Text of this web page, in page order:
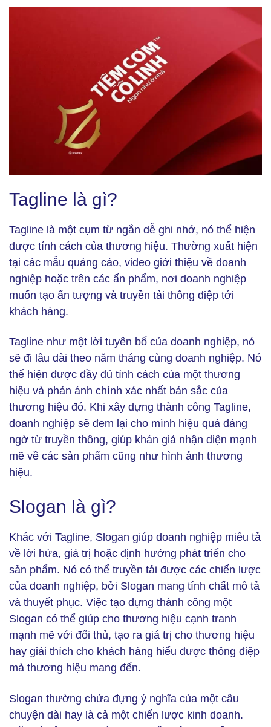
Tagline là gì?
Tagline là một cụm từ ngắn dễ ghi nhớ, nó thể hiện
được tính cách của thương hiệu. Thường xuất hiện
tại các mẫu quảng cáo, video giới thiệu về doanh
nghiệp hoặc trên các ấn phẩm, nơi doanh nghiệp
muốn tạo ấn tượng và truyền tải thông điệp tới
khách hàng.
Tagline như một lời tuyên bố của doanh nghiệp, nó
sẽ đi lâu dài theo năm tháng cùng doanh nghiệp. Nó
thể hiện được đầy đủ tính cách của một thương
hiệu và phản ánh chính xác nhất bản sắc của
thương hiệu đó. Khi xây dựng thành công Tagline,
doanh nghiệp sẽ đem lại cho mình hiệu quả đáng
ngờ từ truyền thông, giúp khán giả nhận diện mạnh
mẽ về các sản phẩm cũng như hình ảnh thương
hiệu.
Slogan là gì?
Khác với Tagline, Slogan giúp doanh nghiệp miêu tả
về lời hứa, giá trị hoặc định hướng phát triển cho
sản phẩm. Nó có thể truyền tải được các chiến lược
của doanh nghiệp, bởi Slogan mang tính chất mô tả
và thuyết phục. Việc tạo dựng thành công một
Slogan có thể giúp cho thương hiệu cạnh tranh
mạnh mẽ với đối thủ, tạo ra giá trị cho thương hiệu
hay giải thích cho khách hàng hiểu được thông điệp
mà thương hiệu mang đến.
Slogan thường chứa đựng ý nghĩa của một câu
chuyện dài hay là cả một chiến lược kinh doanh.